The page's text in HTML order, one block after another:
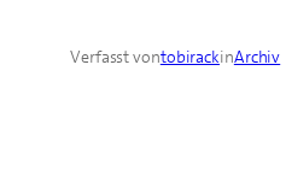
Verfasst vontobirackinArchiv